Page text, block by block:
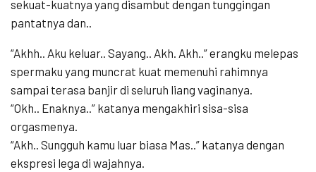
sekuat-kuatnya yang disambut dengan tunggingan
pantatnya dan..
“Akhh.. Aku keluar.. Sayang.. Akh. Akh..” erangku melepas
spermaku yang muncrat kuat memenuhi rahimnya
sampai terasa banjir di seluruh liang vaginanya.
“Okh.. Enaknya..” katanya mengakhiri sisa-sisa
orgasmenya.
“Akh.. Sungguh kamu luar biasa Mas..” katanya dengan
ekspresi lega di wajahnya.